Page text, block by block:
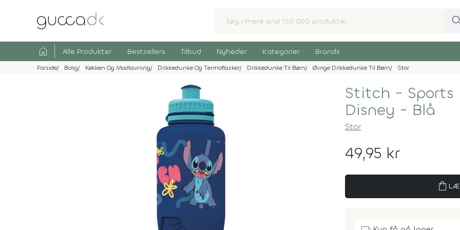
home Alle Produkter Bestsellers Tilbud Nyheder Kategorier Brands
Forside Bolig Køkken Og Madlavning Drikkedunke Og Termoflasker Drikkedunke Til Børn Øvrige Drikkedunke Til Børn Stor
Stitch - Sports
Disney - Blå
Stor
49,95 kr
shopping_bag